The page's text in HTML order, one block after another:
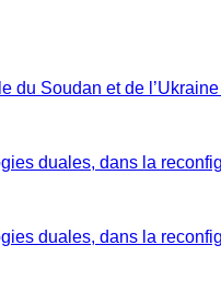
du Soudan et de
duales, dans la
duales, dans la